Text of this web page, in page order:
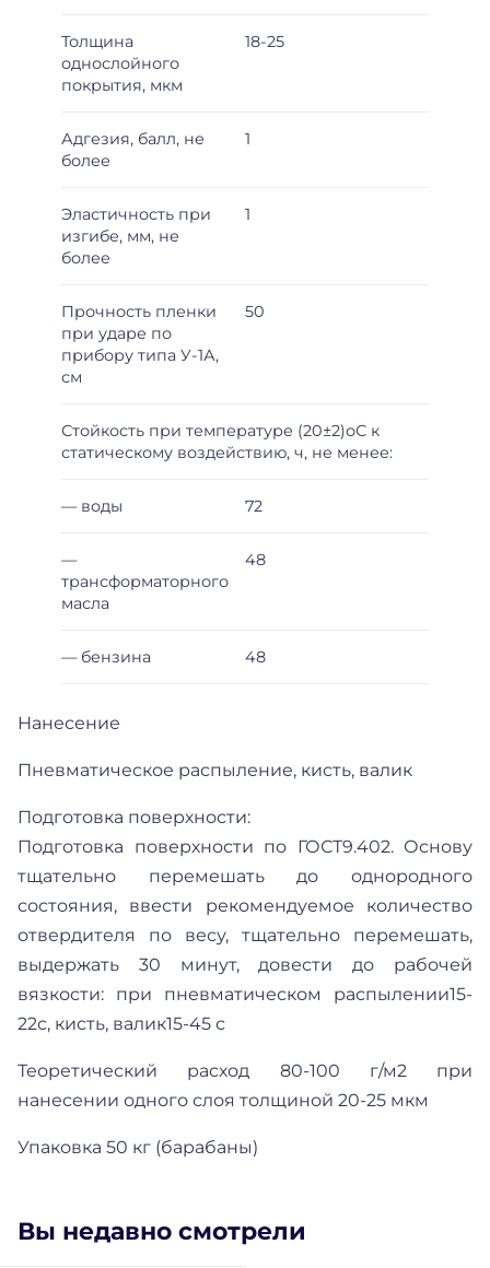
Толщина
однослойного
покрытия, мкм
18-25
Адгезия, балл, не
более
1
Эластичность при
изгибе, мм, не
более
1
Прочность пленки
при ударе по
прибору типа У-1А,
см
50
Стойкость при температуре (20±2)оС к
статическому воздействию, ч, не менее:
— воды 72
—
трансформаторного
масла
48
— бензина 48
Нанесение
Пневматическое распыление, кисть, валик
Подготовка поверхности:
Подготовка поверхности по ГОСТ9.402. Основу
тщательно перемешать до однородного
состояния, ввести рекомендуемое количество
отвердителя по весу, тщательно перемешать,
выдержать 30 минут, довести до рабочей
вязкости: при пневматическом распылении15-
22с, кисть, валик15-45 с
Теоретический расход 80-100 г/м2 при
нанесении одного слоя толщиной 20-25 мкм
Упаковка 50 кг (барабаны)
Вы недавно смотрели